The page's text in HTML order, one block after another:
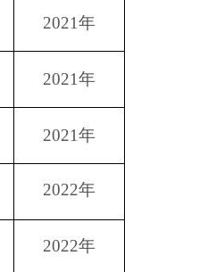
2021年
2021年
2021年
2022年
2022年